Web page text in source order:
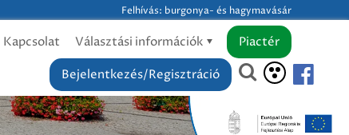
Felhívás: burgonya- és hagymavásár
Kapcsolat Választási információk
Piactér
Bejelentkezés/Regisztráció